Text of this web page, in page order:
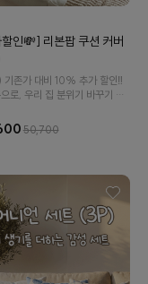
인💸] 리본팝 쿠션 커버
기존가 대비 10% 추가 할인‼️
로, 우리 집 분위기 바꾸기 시
50,700